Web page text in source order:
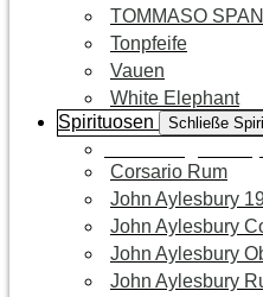
TOMMASO
Tonpfeife
Vauen
White Elephant
Spirituosen
Schließe
Corsario Rum
John Aylesbury
John Aylesbury
John Aylesbury
John Aylesbury